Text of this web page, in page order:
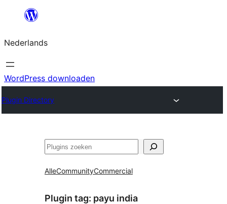
de
inhoud
Nederlands
WordPress downloaden
Plugin Directory
Zoeken
AlleCommunityCommercial
Plugin tag: payu india